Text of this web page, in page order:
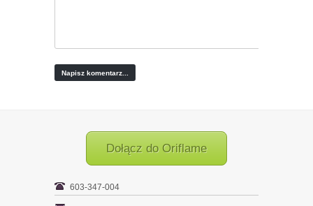
Dołącz do Oriflame
603-347-004